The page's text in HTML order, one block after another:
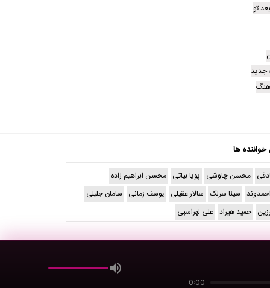
تو
جدید
0:00
خواننده ها
محسن چاوشی پویا بیاتی محسن ابراهیم زاده
سینا سرلک سالار عقیلی یوسف زمانی سامان جلیلی
حمید هیراد علی لهراسبی